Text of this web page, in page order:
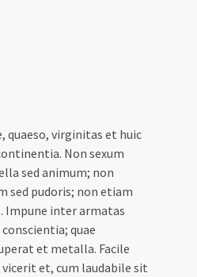
quaeso, virginitas et huic
Non sexum
sed animum; non
sed pudoris; non etiam
Impune inter armatas
quae
et metalla. Facile
vicerit et, cum laudabile sit